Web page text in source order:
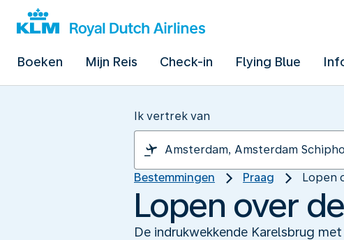
Boeken Mijn Reis Check-in Flying Blue
Ik vertrek van
Bestemmingen Praag Lopen
Lopen over
De indrukwekkende Karelsbrug